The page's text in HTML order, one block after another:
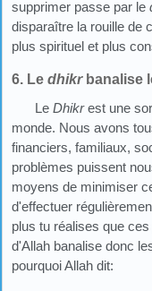
supprimer passe par le
disparaître la rouille de
plus spirituel et plus
6. Le dhikrbanalise
Le Dhikrest une
monde. Nous avons
financiers, familiaux,
problèmes puissent
moyens de minimiser
d'effectuer
plus tu réalises que
d'Allah banalise donc
pourquoi Allah dit: